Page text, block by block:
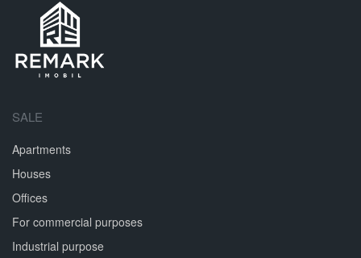
SALE
Apartments
Houses
Offices
For commercial purposes
Industrial purpose